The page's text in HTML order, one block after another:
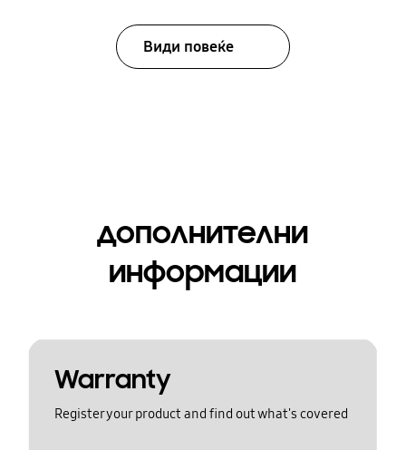
Види повеќе
дополнителни
информации
Warranty
Register your product and find out what's covered